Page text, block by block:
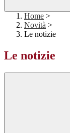
Home >
Novità >
Le notizie
Le notizie